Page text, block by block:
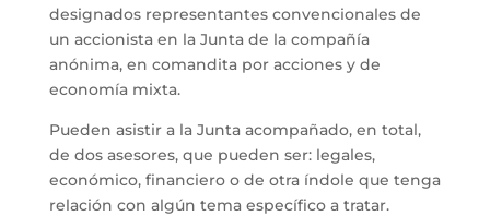
designados representantes convencionales de
un accionista en la Junta de la compañía
anónima, en comandita por acciones y de
economía mixta.
Pueden asistir a la Junta acompañado, en total,
de dos asesores, que pueden ser: legales,
económico, financiero o de otra índole que tenga
relación con algún tema específico a tratar.